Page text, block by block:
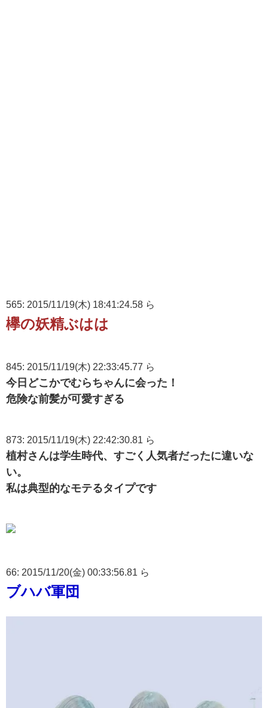
565: 2015/11/19(木) 18:41:24.58 ら
欅の妖精ぶはは
845: 2015/11/19(木) 22:33:45.77 ら
今日どこかでむらちゃんに会った！
危険な前髪が可愛すぎる
873: 2015/11/19(木) 22:42:30.81 ら
植村さんは学生時代、すごく人気者だったに違いな
い。
私は典型的なモテるタイプです
66: 2015/11/20(金) 00:33:56.81 ら
ブハバ軍団